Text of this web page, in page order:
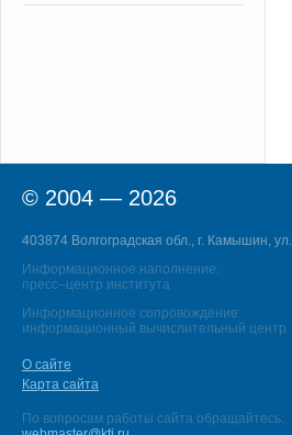
© 2004 — 2026
403874 Волгоградская обл., г. Камышин,
Информационное наполнение:
пресс–центр института
Информационное сопровождение:
информационный вычислительный центр
О сайте
Карта сайта
По вопросам работы сайта обращайтесь: